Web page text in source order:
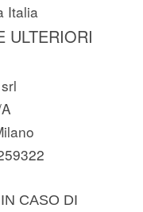
Italia
ULTERIORI
CASO DI